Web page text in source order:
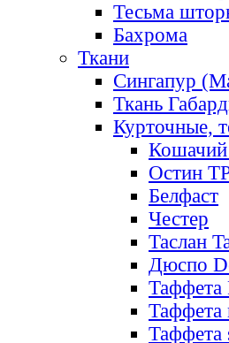
Тесьма
Бахрома
Ткани
Сингапур
Ткань
Курточные,
Кошачий
Остин
Белфаст
Честер
Таслан
Дюспо
Таффета
Таффета